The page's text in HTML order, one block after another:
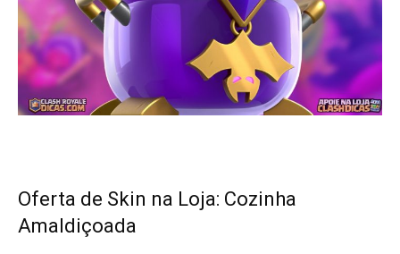
Oferta de Skin na Loja: Cozinha
Amaldiçoada